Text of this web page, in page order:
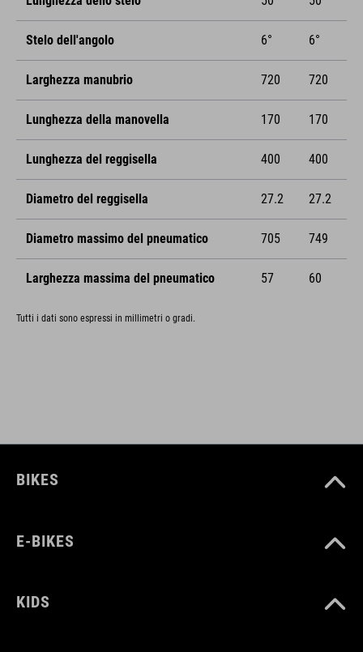
Stelo dell'angolo 6° 6°
Larghezza manubrio 720 720
Lunghezza della manovella 170 170
Lunghezza del reggisella 400 400
Diametro del reggisella 27.2 27.2
Diametro massimo del pneumatico 705 749
Larghezza massima del pneumatico 57 60
Tutti i dati sono espressi in millimetri o gradi.
BIKES
E-BIKES
KIDS